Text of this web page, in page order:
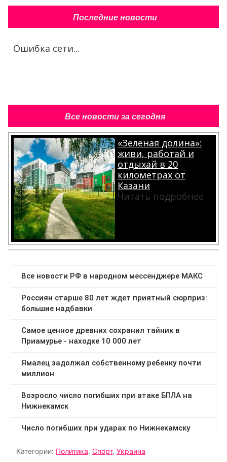
Последние новости
Ошибка сети...
Все новости за сегодня
«Зеленая долина»:
живи, работай и
отдыхай в 20
километрах от
Казани
Читать подробнее
Категории: Политика, Спорт, Украина